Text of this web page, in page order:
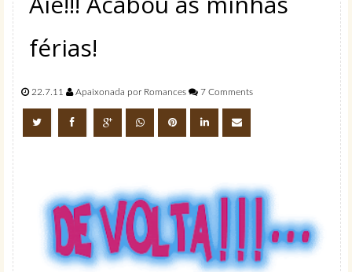
férias!
22.7.11 Apaixonada por Romances 7 Comments